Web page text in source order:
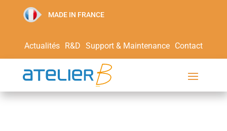
MADE IN FRANCE
Actualités R&D Support & Maintenance Contact